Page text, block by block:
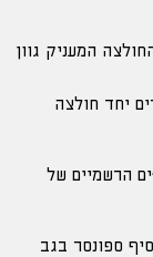
המעניק גוון
יחד חולצה
הרשמיים של
ספונסר בגב